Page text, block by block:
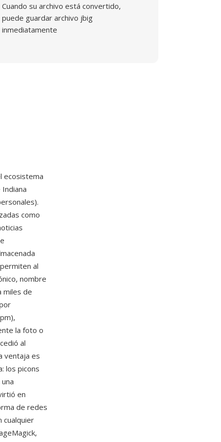
Cuando su archivo está convertido,
puede guardar archivo jbig
inmediatamente
ecosistema
como
al
nombre
miles de
la foto o
al
ventaja es
los picons
en
de redes
cualquier